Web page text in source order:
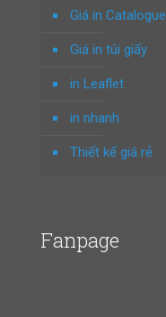
Giá in Catalogue
Giá in túi giấy
in Leaflet
in nhanh
Thiết kế giá rẻ
Fanpage